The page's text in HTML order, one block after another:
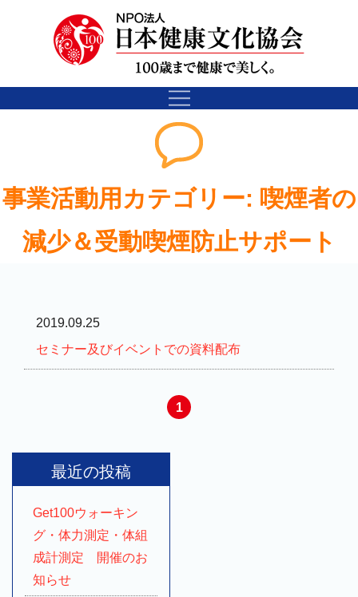
事業活動用カテゴリー: 喫煙者の
減少＆受動喫煙防止サポート
2019.09.25
セミナー及びイベントでの資料配布
1
最近の投稿
Get100ウォーキン
グ・体力測定・体組
成計測定 開催のお
知らせ